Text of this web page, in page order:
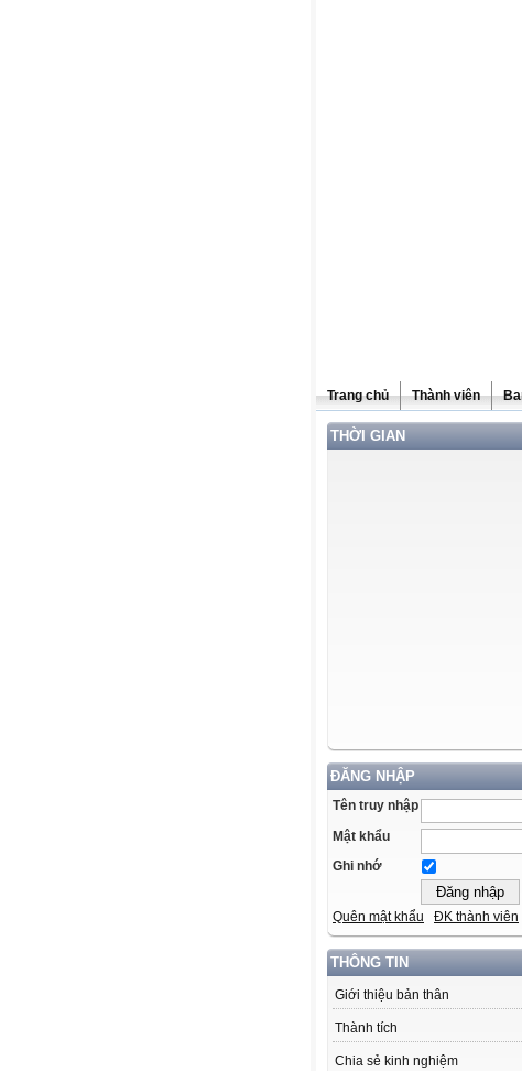
Trang chủ Thành viên
THỜI GIAN
ĐĂNG NHẬP
Tên truy nhập
Mật khẩu
Ghi nhớ
Quên mật khẩu ĐK thành viên
THÔNG TIN
Giới thiệu bản thân
Thành tích
Chia sẻ kinh nghiệm